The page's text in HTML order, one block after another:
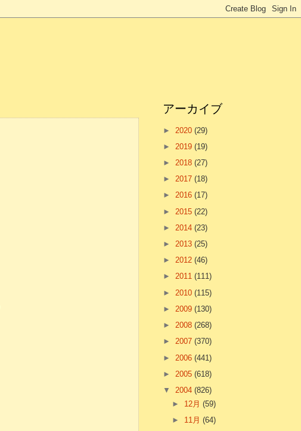
アーカイブ
► 2020 (29)
► 2019 (19)
► 2018 (27)
► 2017 (18)
► 2016 (17)
► 2015 (22)
► 2014 (23)
► 2013 (25)
► 2012 (46)
► 2011 (111)
► 2010 (115)
► 2009 (130)
► 2008 (268)
► 2007 (370)
► 2006 (441)
► 2005 (618)
▼ 2004 (826)
► 12月(59)
► 11月(64)